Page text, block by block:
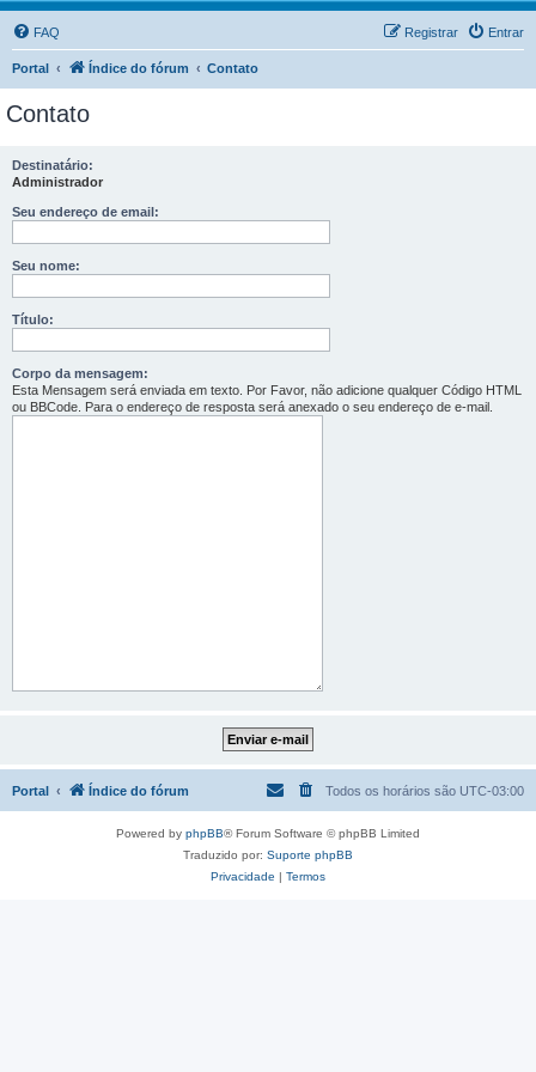
FAQ Entrar
Registrar
Portal Índice do fórum Contato
Contato
Destinatário:
Administrador
Seu endereço de email:
Seu nome:
Título:
Corpo da mensagem:
Esta Mensagem será enviada em texto. Por Favor, não adicione qualquer Código HTML
ou BBCode. Para o endereço de resposta será anexado o seu endereço de e-mail.
Portal Índice do fórum Todos os horários são UTC-03:00
Powered by phpBB® Forum Software © phpBB Limited
Traduzido por: Suporte phpBB
Privacidade | Termos